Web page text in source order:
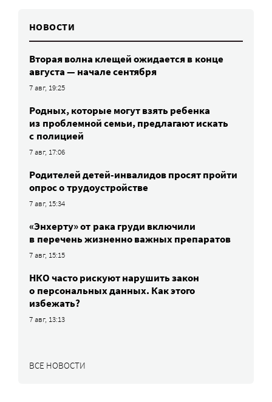
НОВОСТИ
Вторая волна клещей ожидается в конце
августа — начале сентября
7 авг, 19:25
Родных, которые могут взять ребенка
из проблемной семьи, предлагают искать
с полицией
7 авг, 17:06
Родителей детей-инвалидов просят пройти
опрос о трудоустройстве
7 авг, 15:34
«Энхерту» от рака груди включили
в перечень жизненно важных препаратов
7 авг, 15:15
НКО часто рискуют нарушить закон
о персональных данных. Как этого
избежать?
7 авг, 13:13
ВСЕ НОВОСТИ